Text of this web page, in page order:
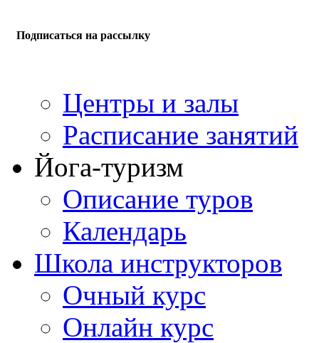
Подписаться на рассылку
Центры и залы
Расписание занятий
Йога-туризм
Описание туров
Календарь
Школа инструкторов
Очный курс
Онлайн курс